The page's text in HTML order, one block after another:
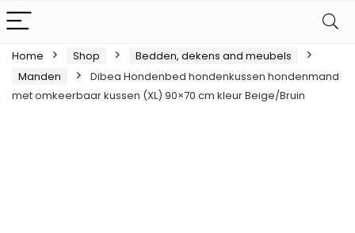
Home Shop
Bedden, dekens and meubels
Manden
Dibea Hondenbed hondenkussen hondenmand
met omkeerbaar kussen (XL) 90×70 cm kleur Beige/Bruin